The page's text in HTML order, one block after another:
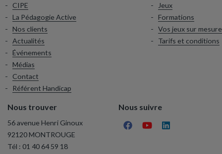
CIPE
La Pédagogie Active
Nos clients
Actualités
Événements
Médias
Contact
Référent Handicap
Jeux
Formations
Vos jeux sur mesure
Tarifs et conditions
Nous trouver
56 avenue Henri Ginoux
92120 MONTROUGE
Tél : 01 40 64 59 18
Nous suivre